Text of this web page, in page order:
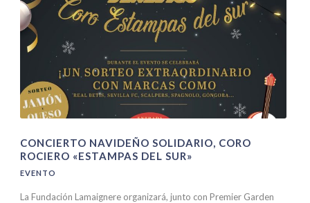
CONCIERTO NAVIDEÑO SOLIDARIO, CORO
ROCIERO «ESTAMPAS DEL SUR»
EVENTO
La Fundación Lamaignere organizará, junto con Premier Garden